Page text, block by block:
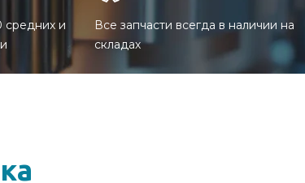
и
Все запчасти всегда в наличии на
складах